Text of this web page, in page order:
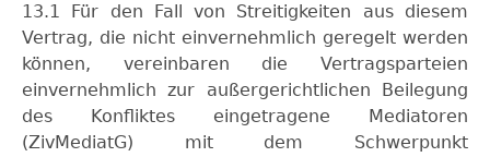
13.1 Für den Fall von Streitigkeiten aus diesem
Vertrag, die nicht einvernehmlich geregelt werden
können, vereinbaren die Vertragsparteien
einvernehmlich zur außergerichtlichen Beilegung
des Konfliktes eingetragene Mediatoren
(ZivMediatG) mit dem Schwerpunkt